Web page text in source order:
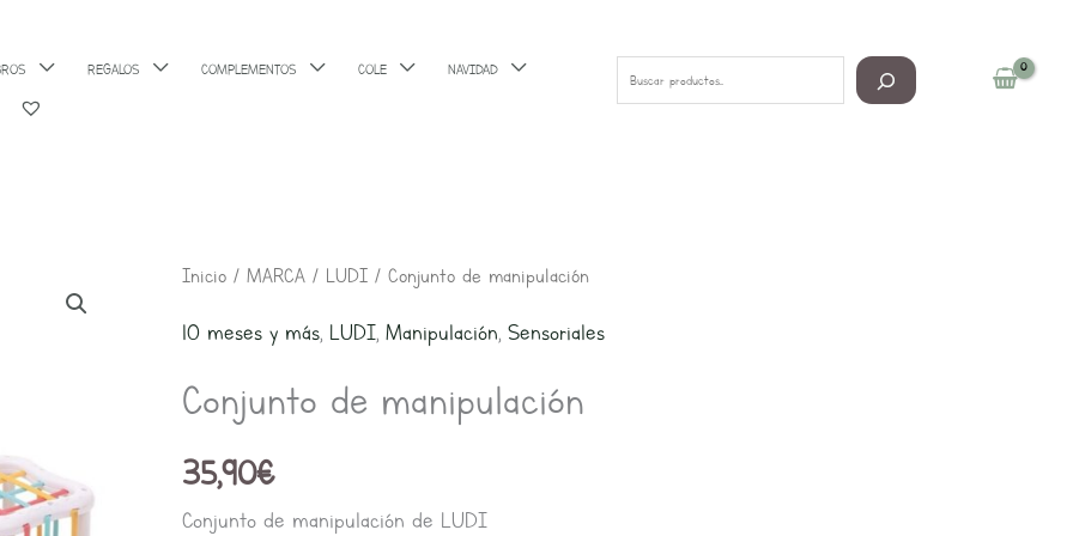
REGALOS COMPLEMENTOS COLE NAVIDAD
Inicio / MARCA / LUDI / Conjunto de manipulación
10 meses y más, LUDI, Manipulación, Sensoriales
Conjunto de manipulación
35,90€
Conjunto de manipulación de LUDI